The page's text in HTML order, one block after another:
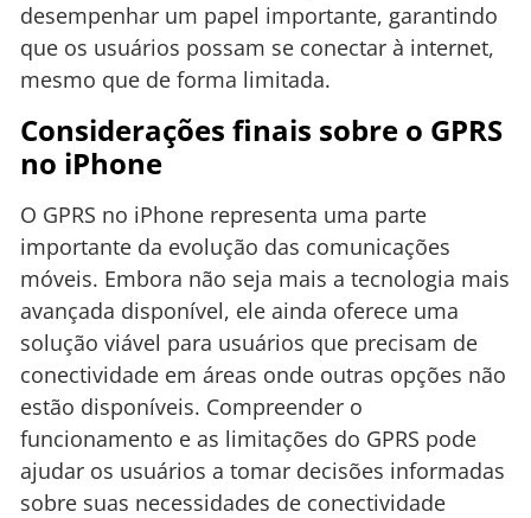
desempenhar um papel importante, garantindo
que os usuários possam se conectar à internet,
mesmo que de forma limitada.
Considerações finais sobre o GPRS
no iPhone
O GPRS no iPhone representa uma parte
importante da evolução das comunicações
móveis. Embora não seja mais a tecnologia mais
avançada disponível, ele ainda oferece uma
solução viável para usuários que precisam de
conectividade em áreas onde outras opções não
estão disponíveis. Compreender o
funcionamento e as limitações do GPRS pode
ajudar os usuários a tomar decisões informadas
sobre suas necessidades de conectividade